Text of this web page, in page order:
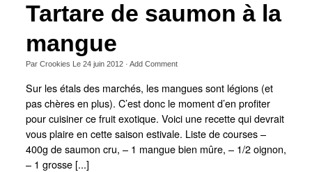
Tartare de saumon à la
mangue
Par Crookies Le 24 juin 2012· Add Comment
Sur les étals des marchés, les mangues sont légions (et
pas chères en plus). C’est donc le moment d’en profiter
pour cuisiner ce fruit exotique. Voici une recette qui devrait
vous plaire en cette saison estivale. Liste de courses –
400g de saumon cru, – 1 mangue bien mûre, – 1/2 oignon,
– 1 grosse [...]